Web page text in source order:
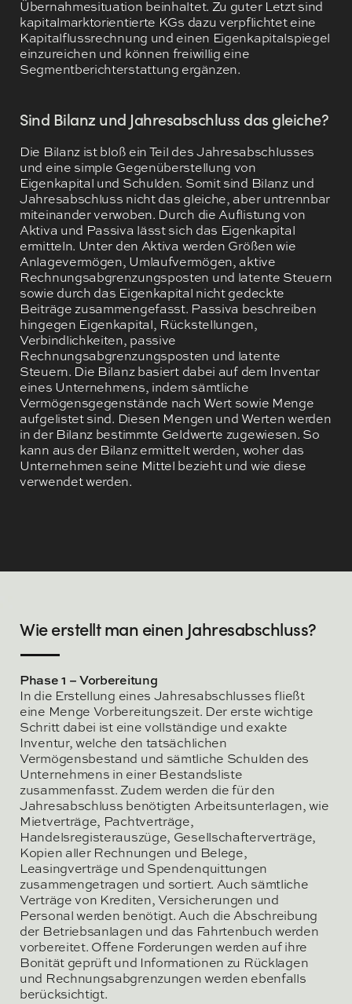
Übernahmesituation beinhaltet. Zu guter Letzt sind
kapitalmarktorientierte KGs dazu verpflichtet eine
Kapitalflussrechnung und einen Eigenkapitalspiegel
einzureichen und können freiwillig eine
Segmentberichterstattung ergänzen.
Sind Bilanz und Jahresabschluss das gleiche?
Die Bilanz ist bloß ein Teil des Jahresabschlusses
und eine simple Gegenüberstellung von
Eigenkapital und Schulden. Somit sind Bilanz und
Jahresabschluss nicht das gleiche, aber untrennbar
miteinander verwoben. Durch die Auflistung von
Aktiva und Passiva lässt sich das Eigenkapital
ermitteln. Unter den Aktiva werden Größen wie
Anlagevermögen, Umlaufvermögen, aktive
Rechnungsabgrenzungsposten und latente Steuern
sowie durch das Eigenkapital nicht gedeckte
Beiträge zusammengefasst. Passiva beschreiben
hingegen Eigenkapital, Rückstellungen,
Verbindlichkeiten, passive
Rechnungsabgrenzungsposten und latente
Steuern. Die Bilanz basiert dabei auf dem Inventar
eines Unternehmens, indem sämtliche
Vermögensgegenstände nach Wert sowie Menge
aufgelistet sind. Diesen Mengen und Werten werden
in der Bilanz bestimmte Geldwerte zugewiesen. So
kann aus der Bilanz ermittelt werden, woher das
Unternehmen seine Mittel bezieht und wie diese
verwendet werden.
Wie erstellt man einen Jahresabschluss?
Phase 1 – Vorbereitung
In die Erstellung eines Jahresabschlusses fließt
eine Menge Vorbereitungszeit. Der erste wichtige
Schritt dabei ist eine vollständige und exakte
Inventur, welche den tatsächlichen
Vermögensbestand und sämtliche Schulden des
Unternehmens in einer Bestandsliste
zusammenfasst. Zudem werden die für den
Jahresabschluss benötigten Arbeitsunterlagen, wie
Mietverträge, Pachtverträge,
Handelsregisterauszüge, Gesellschafterverträge,
Kopien aller Rechnungen und Belege,
Leasingverträge und Spendenquittungen
zusammengetragen und sortiert. Auch sämtliche
Verträge von Krediten, Versicherungen und
Personal werden benötigt. Auch die Abschreibung
der Betriebsanlagen und das Fahrtenbuch werden
vorbereitet. Offene Forderungen werden auf ihre
Bonität geprüft und Informationen zu Rücklagen
und Rechnungsabgrenzungen werden ebenfalls
berücksichtigt.